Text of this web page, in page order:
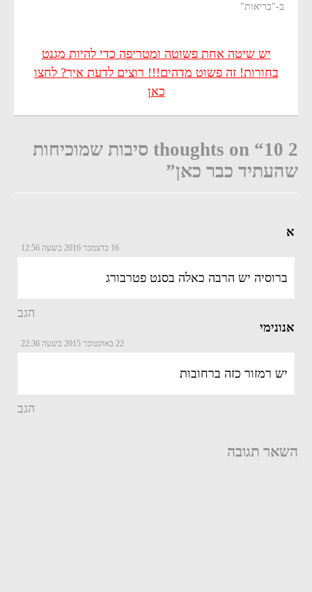
ב-"בריאות"
יש שיטה אחת פשוטה ומטריפה כדי להיות מגנט
בחורות! זה פשוט מדהים!!! רוצים לדעת איך? לחצו
כאן
2 thoughts on “10 סיבות שמוכיחות
שהעתיד כבר כאן”
א
16 בדצמבר 2016 בשעה 12:56
ברוסיה יש הרבה כאלה בסנט פטרבורג
הגב
אנונימי
22 באוקטובר 2015 בשעה 22:36
יש רמזור כזה ברחובות
הגב
השאר תגובה